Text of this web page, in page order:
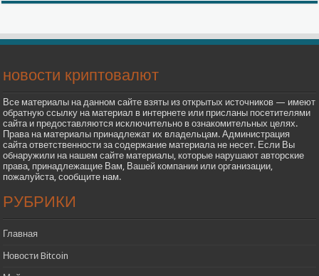
новости криптовалют
Все материалы на данном сайте взяты из открытых источников — имеют
обратную ссылку на материал в интернете или присланы посетителями
сайта и предоставляются исключительно в ознакомительных целях.
Права на материалы принадлежат их владельцам. Администрация
сайта ответственности за содержание материала не несет. Если Вы
обнаружили на нашем сайте материалы, которые нарушают авторские
права, принадлежащие Вам, Вашей компании или организации,
пожалуйста, сообщите нам.
РУБРИКИ
Главная
Новости Bitcoin